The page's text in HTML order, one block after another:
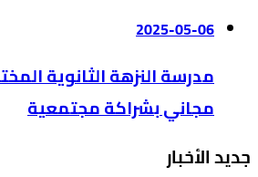
2025-05-06
مدرسة النزهة الثانوية
مجاني بشراكة مجتمعية
جديد الأخبار